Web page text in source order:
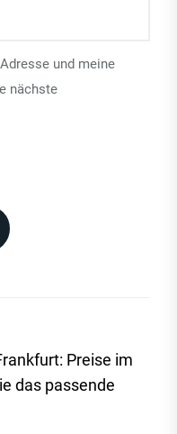
und meine
nächste
Preise im
das passende